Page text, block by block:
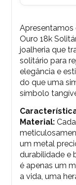
Apresentamos
Ouro 18k
joalheria que
solitário para
elegância e
do que uma
símbolo
Material:
um metal
durabilidade e
é apenas um
a vida, uma